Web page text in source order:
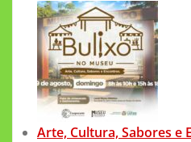
Arte, Cultura, Sabores e